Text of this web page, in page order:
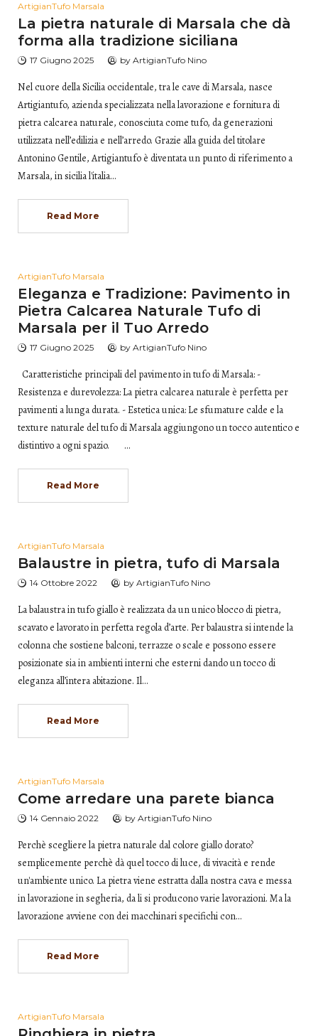
ArtigianTufo Marsala
La pietra naturale di Marsala che dà
forma alla tradizione siciliana
17 Giugno 2025 by ArtigianTufo Nino
Nel cuore della Sicilia occidentale, tra le cave di Marsala, nasce
Artigiantufo, azienda specializzata nella lavorazione e fornitura di
pietra calcarea naturale, conosciuta come tufo, da generazioni
utilizzata nell’edilizia e nell’arredo. Grazie alla guida del titolare
Antonino Gentile, Artigiantufo è diventata un punto di riferimento a
Marsala, in sicilia l'italia…
Read More
ArtigianTufo Marsala
Eleganza e Tradizione: Pavimento in
Pietra Calcarea Naturale Tufo di
Marsala per il Tuo Arredo
17 Giugno 2025 by ArtigianTufo Nino
Caratteristiche principali del pavimento in tufo di Marsala: -
Resistenza e durevolezza: La pietra calcarea naturale è perfetta per
pavimenti a lunga durata. - Estetica unica: Le sfumature calde e la
texture naturale del tufo di Marsala aggiungono un tocco autentico e
distintivo a ogni spazio. …
Read More
ArtigianTufo Marsala
Balaustre in pietra, tufo di Marsala
14 Ottobre 2022 by ArtigianTufo Nino
La balaustra in tufo giallo è realizzata da un unico blocco di pietra,
scavato e lavorato in perfetta regola d’arte. Per balaustra si intende la
colonna che sostiene balconi, terrazze o scale e possono essere
posizionate sia in ambienti interni che esterni dando un tocco di
eleganza all’intera abitazione. Il…
Read More
ArtigianTufo Marsala
Come arredare una parete bianca
14 Gennaio 2022 by ArtigianTufo Nino
Perchè scegliere la pietra naturale dal colore giallo dorato?
semplicemente perchè dà quel tocco di luce, di vivacità e rende
un'ambiente unico. La pietra viene estratta dalla nostra cava e messa
in lavorazione in segheria, da li si producono varie lavorazioni. Ma la
lavorazione avviene con dei macchinari specifichi con…
Read More
ArtigianTufo Marsala